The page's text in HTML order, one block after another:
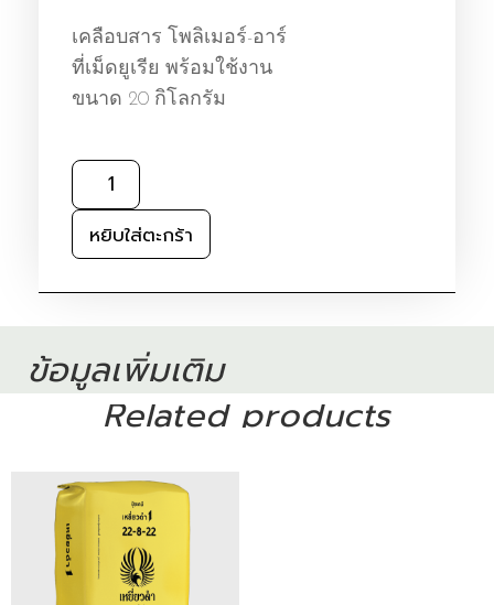
เคลือบสาร โพลิเมอร์-อาร์
ที่เม็ดยูเรีย พร้อมใช้งาน
ขนาด 20 กิโลกรัม
หยิบใส่ตะกร้า
ข้อมูลเพิ่มเติม
Related products